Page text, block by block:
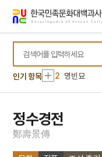
바로가기
바로가기
인기 항목
10 관복
1 금성대군
2 명빈묘
3 세종
4
5
정수경전
鄭壽景傳